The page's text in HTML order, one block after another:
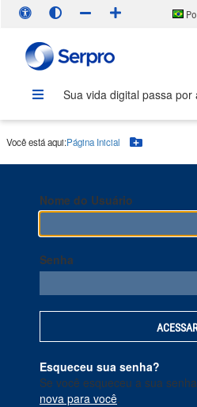
Sua vida digital passa por
Você está aqui:Página Inicial Botão
Nome do Usuário
Senha
Esqueceu sua senha?
Se você esqueceu a sua senha,
nova para você